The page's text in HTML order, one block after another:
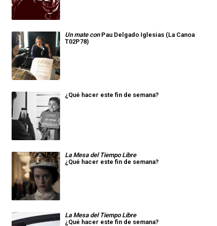
Un mate conPau Delgado Iglesias (La Canoa
T02P78)
¿Qué hacer este fin de semana?
La Mesa del Tiempo Libre
¿Qué hacer este fin de semana?
La Mesa del Tiempo Libre
¿Qué hacer este fin de semana?